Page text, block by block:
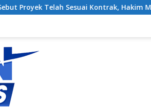
Kontrak, Hakim Minta Pelapor Yang